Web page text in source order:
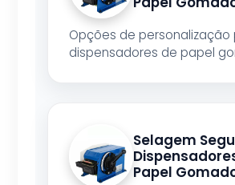
Opções de personalização
dispensadores de papel
Selagem
Papel